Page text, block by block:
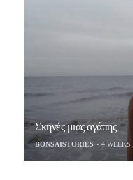
Σκηνές μιας αγάπης
BONSAISTORIES 4 WEEKS